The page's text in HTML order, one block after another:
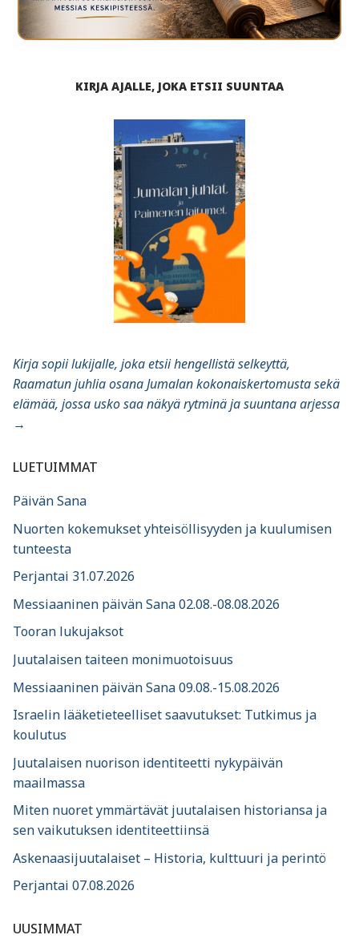
KIRJA AJALLE, JOKA ETSII SUUNTAA
Kirja sopii lukijalle, joka etsii hengellistä selkeyttä,
Raamatun juhlia osana Jumalan kokonaiskertomusta sekä
elämää, jossa usko saa näkyä rytminä ja suuntana arjessa
→
LUETUIMMAT
Päivän Sana
Nuorten kokemukset yhteisöllisyyden ja kuulumisen
tunteesta
Perjantai 31.07.2026
Messiaaninen päivän Sana 02.08.-08.08.2026
Tooran lukujaksot
Juutalaisen taiteen monimuotoisuus
Messiaaninen päivän Sana 09.08.-15.08.2026
Israelin lääketieteelliset saavutukset: Tutkimus ja
koulutus
Juutalaisen nuorison identiteetti nykypäivän
maailmassa
Miten nuoret ymmärtävät juutalaisen historiansa ja
sen vaikutuksen identiteettiinsä
Askenaasijuutalaiset – Historia, kulttuuri ja perintö
Perjantai 07.08.2026
UUSIMMAT